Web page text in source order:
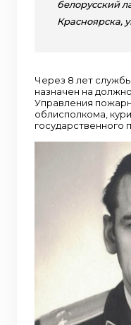
белорусский
Красноярска,
Через 8 лет службы
назначен на
Управления
облисполкома,
государственного